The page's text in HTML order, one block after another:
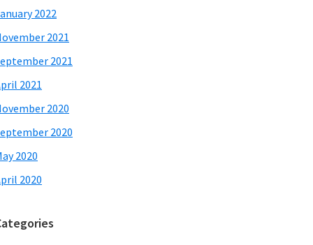
2022
2021
2021
2021
2020
2020
2020
2020